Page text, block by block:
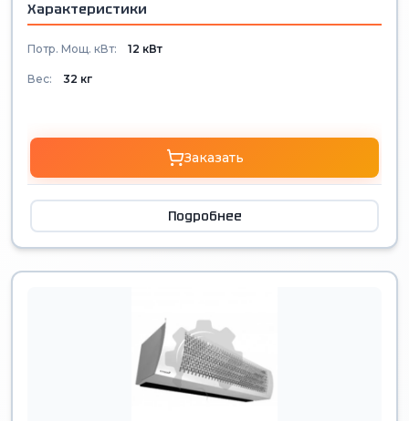
Характеристики
Потр. Мощ. кВт: 12 кВт
Вес: 32 кг
Заказать
Подробнее